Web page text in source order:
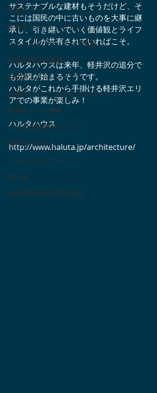
軽井沢スキー
軽井沢チームビルディング
イベント＆プロジェクト情報
軽井沢周辺の酒蔵
軽井沢スノーシュー
軽井沢ワンコとお出かけスポット
軽井沢アート情報
YouTube軽井沢トリップ
軽井沢の歩き方
ノルディックウォーク
中山道
軽井沢周辺の日帰り温泉
サステナブルな建材もそうだけど、そ
こには国民の中に古いものを大事に継
承し、引き継いでいく価値観とライフ
スタイルが共有されていればこそ。
ハルタハウスは来年、軽井沢の追分で
も分譲が始まるそうです。
ハルタがこれから手掛ける軽井沢エリ
アでの事業が楽しみ！
ハルタハウス
http://www.haluta.jp/architecture/